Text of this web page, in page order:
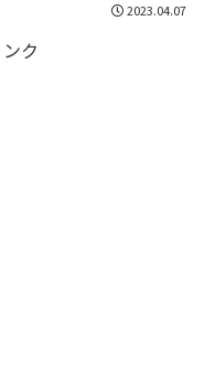
2023.04.07
ク